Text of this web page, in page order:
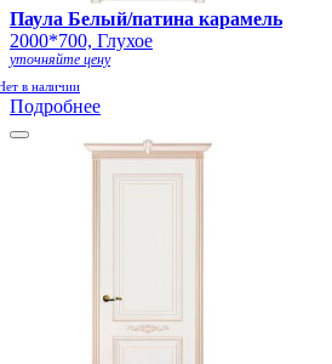
Паула Белый/патина карамель
2000*700, Глухое
уточняйте цену
в наличии
Подробнее